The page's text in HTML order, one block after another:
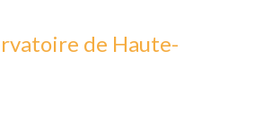
de Haute-